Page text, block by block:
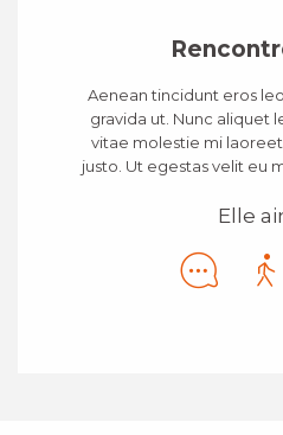
Aenean tincidunt eros
gravida ut. Nunc aliquet
vitae molestie mi
justo. Ut egestas velit eu
Elle